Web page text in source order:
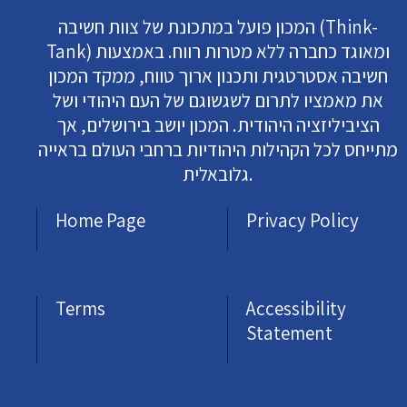
המכון פועל במתכונת של צוות חשיבה (Think-
Tank) ומאוגד כחברה ללא מטרות רווח. באמצעות
חשיבה אסטרטגית ותכנון ארוך טווח, ממקד המכון
את מאמציו לתרום לשגשוגם של העם היהודי ושל
הציביליזציה היהודית. המכון יושב בירושלים, אך
מתייחס לכל הקהילות היהודיות ברחבי העולם בראייה
גלובאלית.
Home Page
Privacy Policy
Terms
Accessibility
Statement